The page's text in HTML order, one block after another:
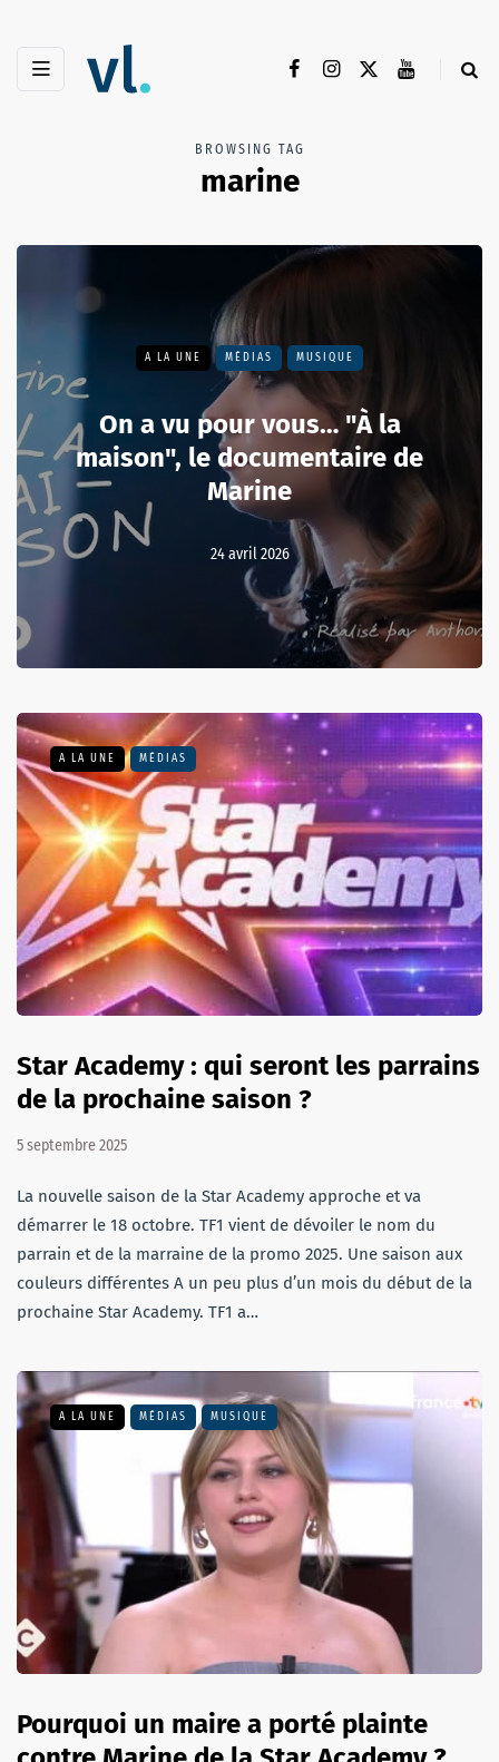
BROWSING TAG
marine
A LA UNE MÉDIAS MUSIQUE
On a vu pour vous… "À la
maison", le documentaire de
Marine
24 avril 2026
A LA UNE MÉDIAS
Star Academy : qui seront les parrains
de la prochaine saison ?
5 septembre 2025
La nouvelle saison de la Star Academy approche et va
démarrer le 18 octobre. TF1 vient de dévoiler le nom du
parrain et de la marraine de la promo 2025. Une saison aux
couleurs différentes A un peu plus d’un mois du début de la
prochaine Star Academy. TF1 a…
A LA UNE MÉDIAS MUSIQUE
Pourquoi un maire a porté plainte